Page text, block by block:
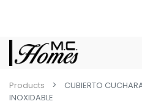
Products
CUBIERTO
INOXIDABLE